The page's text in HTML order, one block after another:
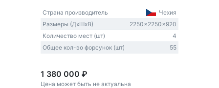
Страна производитель
Чехия
Размеры (ДxШxВ)
2250×2250×920
Количество мест (шт)
4
Общее кол-во форсунок (шт)
55
1 380 000 ₽
Цена может быть не актуальна